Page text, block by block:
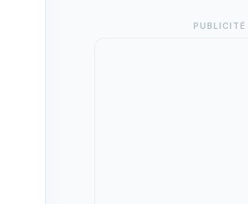
PUBLICITÉ